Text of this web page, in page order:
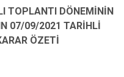
TOPLANTI DÖNEMİNİN
07/09/2021 TARİHLİ
ÖZETİ